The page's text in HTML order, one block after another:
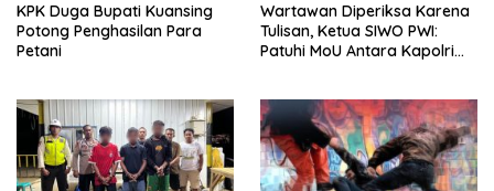
KPK Duga Bupati Kuansing
Potong Penghasilan Para
Petani
Wartawan Diperiksa Karena
Tulisan, Ketua SIWO PWI:
Patuhi MoU Antara Kapolri